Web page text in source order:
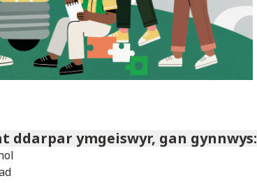
ddarpar ymgeiswyr, gan gynnwys: